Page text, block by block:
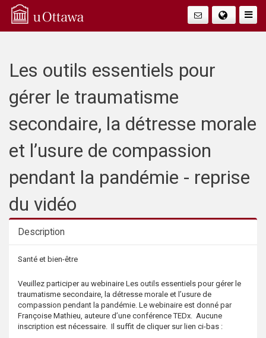
Q
A
Faire
Les outils essentiels pour
gérer le traumatisme
secondaire, la détresse morale
et l’usure de compassion
pendant la pandémie - reprise
du vidéo
Description
Description
Santé et bien-être
Veuillez participer au webinaire Les outils essentiels pour gérer le
traumatisme secondaire, la détresse morale et l’usure de
compassion pendant la pandémie. Le webinaire est donné par
Françoise Mathieu, auteure d’une conférence TEDx. Aucune
inscription est nécessaire. Il suffit de cliquer sur lien ci-bas :